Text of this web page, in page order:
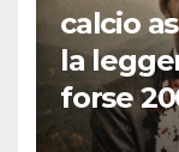
calcio
la
forse